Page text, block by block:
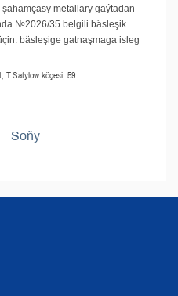
şahamçasy metallary gaýtadan
№2026/35 belgili bäsleşik
bäsleşige gatnaşmaga isleg
T.Satylow köçesi, 59
Soňy